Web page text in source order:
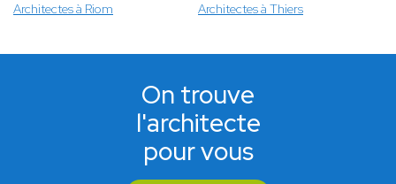
Architectes à Riom
Architectes à Thiers
On trouve
l'architecte
pour vous